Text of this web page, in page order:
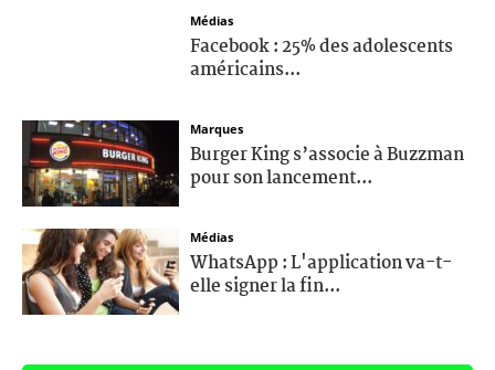
Médias
Facebook : 25% des adolescents
américains...
Marques
Burger King s’associe à Buzzman
pour son lancement...
Médias
WhatsApp : L'application va-t-
elle signer la fin...